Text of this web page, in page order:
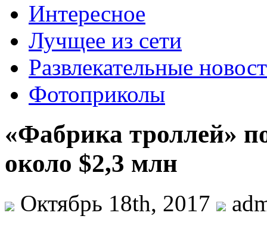
Интересное
Лучщее из сети
Развлекательные
Фотоприколы
«Фабрика троллей»
около $2,3 млн
Октябрь 18th, 2017